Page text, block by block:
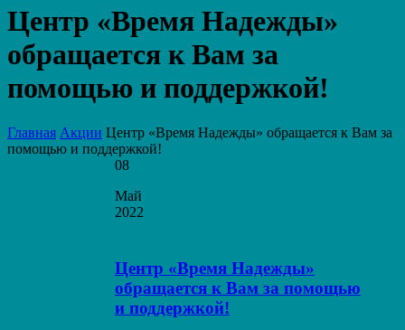
Центр «Время Надежды»
обращается к Вам за
помощью и поддержкой!
Главная Акции Центр «Время Надежды» обращается к Вам за
помощью и поддержкой!
08
Май
2022
Центр «Время Надежды»
обращается к Вам за помощью
и поддержкой!